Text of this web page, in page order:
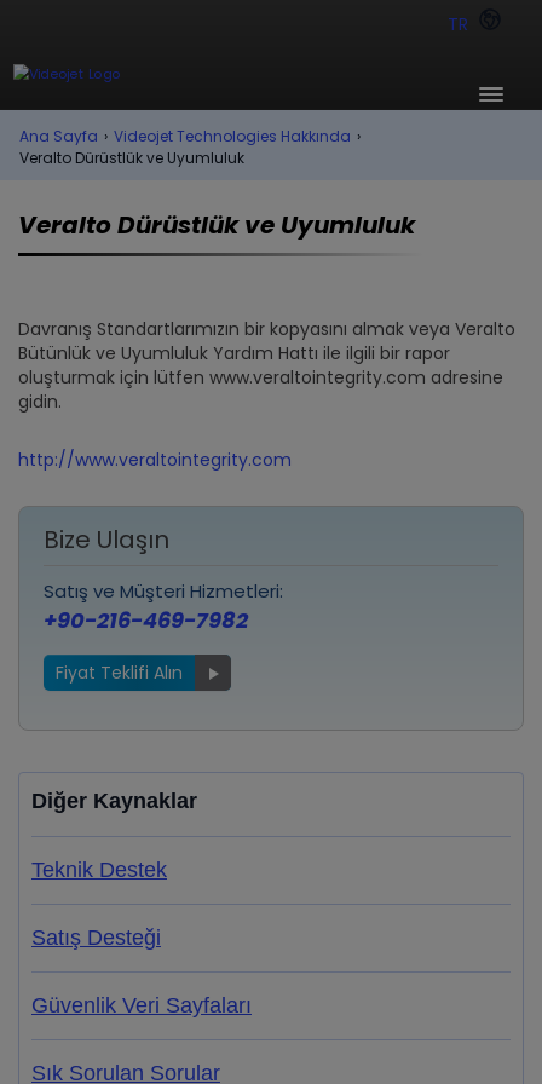
TR
Ana Sayfa › Videojet Technologies Hakkında ›
Veralto Dürüstlük ve Uyumluluk
Veralto Dürüstlük ve Uyumluluk
Davranış Standartlarımızın bir kopyasını almak veya Veralto
Bütünlük ve Uyumluluk Yardım Hattı ile ilgili bir rapor
oluşturmak için lütfen www.veraltointegrity.com adresine
gidin.
http://www.veraltointegrity.com
Bize Ulaşın
Satış ve Müşteri Hizmetleri:
+90-216-469-7982
Fiyat Teklifi Alın
Diğer Kaynaklar
Teknik Destek
Satış Desteği
Güvenlik Veri Sayfaları
Sık Sorulan Sorular